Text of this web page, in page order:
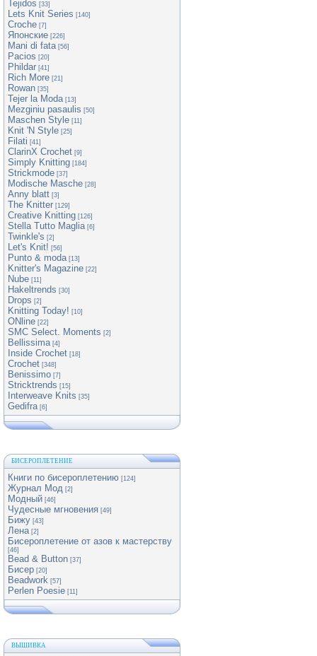
Tejidos [33]
Lets Knit Series [140]
Croche [7]
Японские [226]
Mani di fata [56]
Pacios [20]
Phildar [41]
Rich More [21]
Rowan [35]
Tejer la Moda [13]
Mezginiu pasaulis [50]
Maschen Style [11]
Knit 'N Style [25]
Filati [41]
ClarinX Crochet [9]
Simply Knitting [184]
Strickmode [37]
Modische Masche [28]
Anny blatt [3]
The Knitter [129]
Creative Knitting [126]
Stella Tutto Maglia [6]
Twinkle's [2]
Let's Knit! [56]
Punto & moda [13]
Knitter's Magazine [22]
Nube [11]
Hakeltrends [30]
Drops [2]
Knitting Today! [10]
ONline [22]
SMC Select. Moments [2]
Bellissima [4]
Inside Crochet [18]
Crochet [348]
Benissimo [7]
Stricktrends [15]
Interweave Knits [35]
Gedifra [6]
БИСЕРОПЛЕТЕНИЕ
Книги по бисероплетению [124]
Журнал Мод [2]
Модный [46]
Чудесные мгновения [49]
Бижу [43]
Лена [2]
Бисероплетение от азов к мастерству
[46]
Bead & Button [37]
Бисер [20]
Beadwork [57]
Perlen Poesie [11]
ВЫШИВКА